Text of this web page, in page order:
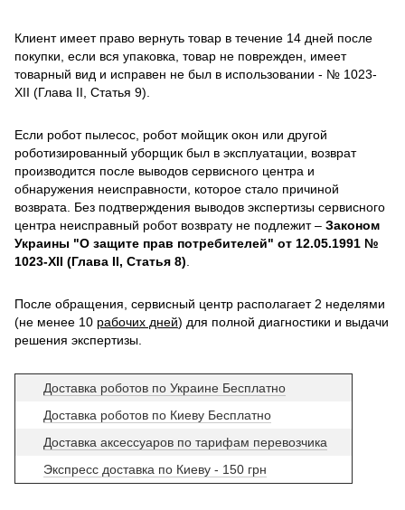
Клиент имеет право вернуть товар в течение 14 дней после
покупки, если вся упаковка, товар не поврежден, имеет
товарный вид и исправен не был в использовании - № 1023-
XII (Глава II, Статья 9).
Если робот пылесос, робот мойщик окон или другой
роботизированный уборщик был в эксплуатации, возврат
производится после выводов сервисного центра и
обнаружения неисправности, которое стало причиной
возврата. Без подтверждения выводов экспертизы сервисного
центра неисправный робот возврату не подлежит – Законом
Украины "О защите прав потребителей" от 12.05.1991 №
1023-XII (Глава II, Статья 8).
После обращения, сервисный центр располагает 2 неделями
(не менее 10 рабочих дней) для полной диагностики и выдачи
решения экспертизы.
Доставка роботов по Украине Бесплатно
Доставка роботов по Киеву Бесплатно
Доставка аксессуаров по тарифам перевозчика
Экспресс доставка по Киеву - 150 грн